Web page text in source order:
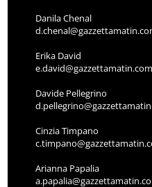
Danila Chenal
Erika David
e.david@gazzettamatin.com
Davide Pellegrino
Cinzia Timpano
Arianna Papalia